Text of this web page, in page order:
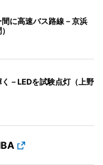
に高速バス路線－京浜
－LEDを試験点灯（上野